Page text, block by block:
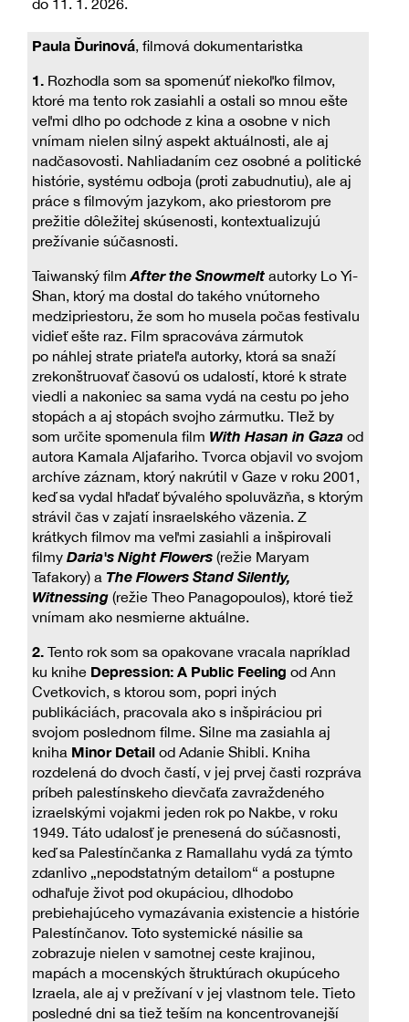
do 11. 1. 2026.
Paula Ďurinová, filmová dokumentaristka
1. Rozhodla som sa spomenúť niekoľko filmov,
ktoré ma tento rok zasiahli a ostali so mnou ešte
veľmi dlho po odchode z kina a osobne v nich
vnímam nielen silný aspekt aktuálnosti, ale aj
nadčasovosti. Nahliadaním cez osobné a politické
histórie, systému odboja (proti zabudnutiu), ale aj
práce s filmovým jazykom, ako priestorom pre
prežitie dôležitej skúsenosti, kontextualizujú
prežívanie súčasnosti.
Taiwanský filmAfter the Snowmeltautorky Lo Yi-
Shan, ktorý ma dostal do takého vnútorneho
medzipriestoru, že som ho musela počas festivalu
vidieť ešte raz. Film spracováva zármutok
po náhlej strate priateľa autorky, ktorá sa snaží
zrekonštruovať časovú os udalostí, ktoré k strate
viedli a nakoniec sa sama vydá na cestu po jeho
stopách a aj stopách svojho zármutku. TIež by
som určite spomenula film With Hasan in Gaza od
autora Kamala Aljafariho. Tvorca objavil vo svojom
archíve záznam, ktorý nakrútil v Gaze v roku 2001,
keď sa vydal hľadať bývalého spoluväzňa, s ktorým
strávil čas v zajatí insraelského väzenia. Z
krátkych filmov ma veľmi zasiahli a inšpirovali
filmy Daria's Night Flowers (režie Maryam
Tafakory) a The Flowers Stand Silently,
Witnessing (režie Theo Panagopoulos), ktoré tiež
vnímam ako nesmierne aktuálne.
2. Tento rok som sa opakovane vracala napríklad
ku knihe Depression: A Public Feeling od Ann
Cvetkovich, s ktorou som, popri iných
publikáciách, pracovala ako s inšpiráciou pri
svojom poslednom filme. Silne ma zasiahla aj
kniha Minor Detail od Adanie Shibli. Kniha
rozdelená do dvoch častí, v jej prvej časti rozpráva
príbeh palestínskeho dievčaťa zavraždeného
izraelskými vojakmi jeden rok po Nakbe, v roku
1949. Táto udalosť je prenesená do súčasnosti,
keď sa Palestínčanka z Ramallahu vydá za týmto
zdanlivo „nepodstatným detailom“ a postupne
odhaľuje život pod okupáciou, dlhodobo
prebiehajúceho vymazávania existencie a histórie
Palestínčanov. Toto systemické násilie sa
zobrazuje nielen v samotnej ceste krajinou,
mapách a mocenských štruktúrach okupúceho
Izraela, ale aj v prežívaní v jej vlastnom tele. Tieto
posledné dni sa tiež teším na koncentrovanejší